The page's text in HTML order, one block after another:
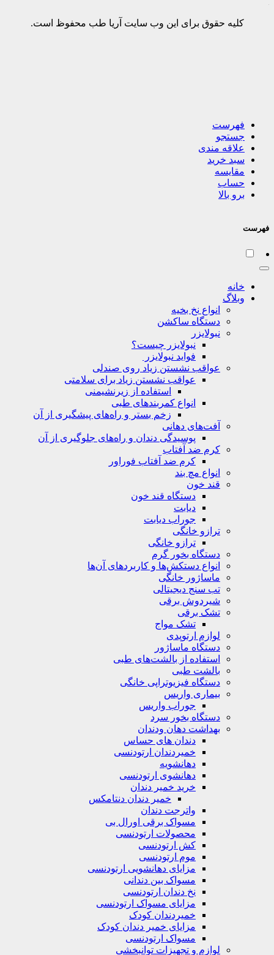
کلیه حقوق برای این وب سایت آریا طب محفوظ است.
فهرست
جستجو
علاقه مندی
سبد خرید
مقایسه
حساب
برو بالا
فهرست
خانه
وبلاگ
انواع نخ بخیه
دستگاه ساکشن
نبولایزر
نبولایزر چیست؟
فواید نبولایزر
عواقب نشستن زیاد روی صندلی
عواقب نشستن زیاد برای سلامتی
استفاده از زیرنشیمنی
انواع کمربندهای طبی
زخم بستر و راه‌های پیشگیری از آن
آفت‌های دهانی
پوسیدگی دندان و راه‌های جلوگیری از آن
کرم ضد آفتاب
کرم ضد آفتاب فوراور
انواع مچ بند
قند خون
دستگاه قند خون
دیابت
جوراب دیابت
ترازو خانگی
ترازو خانگی
دستگاه بخور گرم
انواع دستکش‌ها و کاربردهای آن‌ها
ماساژور خانگی
تب سنج دیجیتالی
شیردوش برقی
تشک برقی
تشک مواج
لوازم ارتوپدی
دستگاه ماساژور
استفاده از بالشت‌های طبی
بالشت‌ طبی
دستگاه فیزیوتراپی خانگی
بیماری واریس
جوراب واریس
دستگاه‌ بخور سرد
بهداشت دهان ودندان
دندان های حساس
خمیردندان ارتودنسی
دهانشویه‌
دهانشوی ارتودنسی
خرید خمیر دندان
خمیر دندان دنتامکس
واترجت دندان
مسواک برقی اورال بی
محصولات ارتودنسی
کش ارتودنسی
موم ارتودنسی
مزایای دهانشویی ارتودنسی
مسواک بین دندانی
نخ دندان ارتودنسی
مزایای مسواک ارتودنسی
خمیردندان کودک
مزایای خمیر دندان کودک
مسواک ارتودنسی
لوازم و تجهیزات توانبخشی